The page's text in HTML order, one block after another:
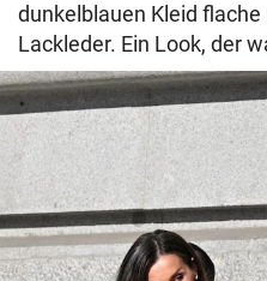
dunkelblauen Kleid
Lackleder. Ein Look, der